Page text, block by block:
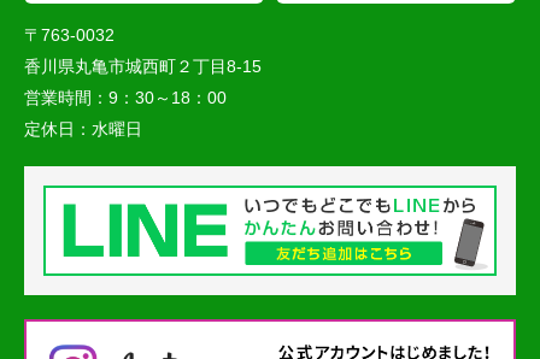
〒763-0032
香川県丸亀市城西町２丁目8-15
営業時間： 9：30～18：00
定休日： 水曜日